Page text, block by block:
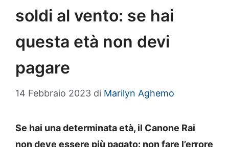
soldi al vento: se hai
questa età non devi
pagare
14 Febbraio 2023 di Marilyn Aghemo
Se hai una determinata età, il Canone Rai
non deve essere più pagato: non fare l’errore